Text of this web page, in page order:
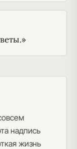
надпись
жизнь